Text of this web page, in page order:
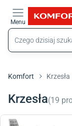
Menu
Komfort Krzesła
Krzesła(19